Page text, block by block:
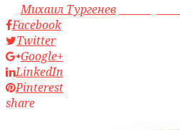
byМихаил Тургенев
Facebook
Twitter
Google+
LinkedIn
Pinterest
share